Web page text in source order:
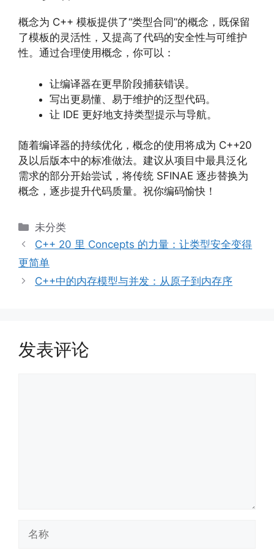
概念为 C++ 模板提供了“类型合同”的概念，既保留
了模板的灵活性，又提高了代码的安全性与可维护
性。通过合理使用概念，你可以：
让编译器在更早阶段捕获错误。
写出更易懂、易于维护的泛型代码。
让 IDE 更好地支持类型提示与导航。
随着编译器的持续优化，概念的使用将成为 C++20
及以后版本中的标准做法。建议从项目中最具泛化
需求的部分开始尝试，将传统 SFINAE 逐步替换为
概念，逐步提升代码质量。祝你编码愉快！
分
类
未分类
C++ 20 里 Concepts 的力量：让类型安全变得
更简单
C++中的内存模型与并发：从原子到内存序
发表评论